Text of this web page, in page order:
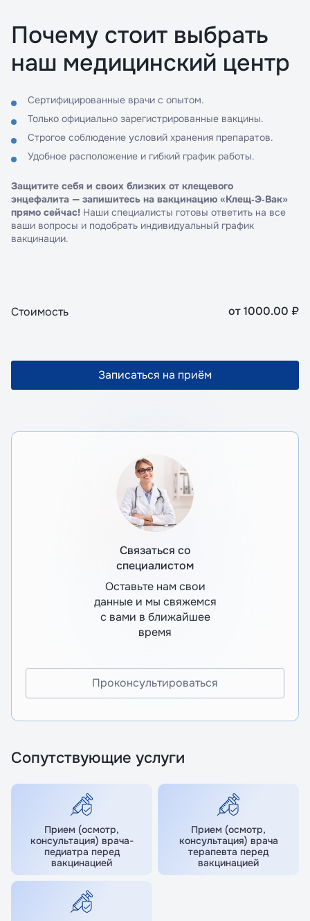
Почему стоит выбрать
наш медицинский центр
Сертифицированные врачи с опытом.
Только официально зарегистрированные вакцины.
Строгое соблюдение условий хранения препаратов.
Удобное расположение и гибкий график работы.
Защитите себя и своих близких от клещевого
энцефалита — запишитесь на вакцинацию «Клещ‑Э‑Вак»
прямо сейчас! Наши специалисты готовы ответить на все
ваши вопросы и подобрать индивидуальный график
вакцинации.
Стоимость от1000.00 ₽
Записаться на приём
Связаться со
специалистом
Оставьте нам свои
данные и мы свяжемся
с вами в ближайшее
время
Проконсультироваться
Сопутствующие услуги
Прием (осмотр,
консультация) врача-
педиатра перед
вакцинацией
Прием (осмотр,
консультация) врача
терапевта перед
вакцинацией